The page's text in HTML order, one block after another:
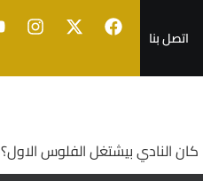
اتصل بنا
كان النادي بيشتغل الفلوس الاول؟